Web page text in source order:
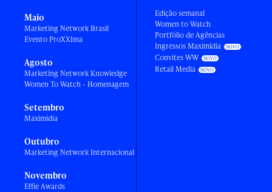
Maio
Marketing Network Brasil
Evento ProXXIma
Agosto
Marketing Network Knowledge
Women To Watch - Homenagem
Setembro
Maximídia
Outubro
Marketing Network Internacional
Novembro
Effie Awards
Edição semanal
Women to Watch
Portfólio de Agências
Ingressos Maximídia
Convites WW
Retail Media